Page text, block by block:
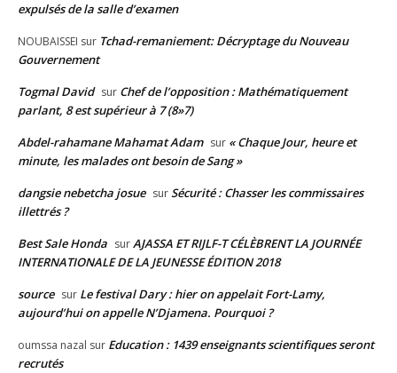
expulsés de la salle d’examen
NOUBAISSEI sur Tchad-remaniement: Décryptage du Nouveau
Gouvernement
Togmal David sur Chef de l’opposition : Mathématiquement
parlant, 8 est supérieur à 7 (8»7)
Abdel-rahamane Mahamat Adam sur « Chaque Jour, heure et
minute, les malades ont besoin de Sang »
dangsie nebetcha josue surSécurité : Chasser les commissaires
illettrés ?
Best Sale Honda surAJASSA ET RIJLF-T CÉLÈBRENT LA JOURNÉE
INTERNATIONALE DE LA JEUNESSE ÉDITION 2018
source sur Le festival Dary : hier on appelait Fort-Lamy,
aujourd’hui on appelle N’Djamena. Pourquoi ?
oumssa nazal sur Education : 1439 enseignants scientifiques seront
recrutés